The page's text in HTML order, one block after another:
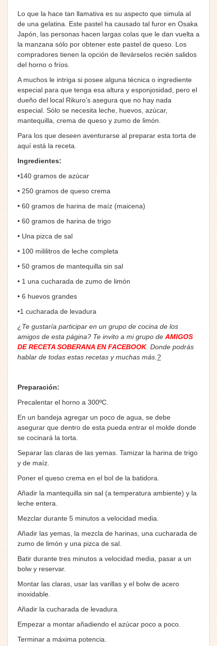
Lo que la hace tan llamativa es su aspecto que simula al
de una gelatina. Este pastel ha causado tal furor en Osaka
Japón, las personas hacen largas colas que le dan vuelta a
la manzana sólo por obtener este pastel de queso. Los
compradores tienen la opción de llevárselos recién salidos
del horno o fríos.
A muchos le intriga si posee alguna técnica o ingrediente
especial para que tenga esa altura y esponjosidad, pero el
dueño del local Rikuro’s asegura que no hay nada
especial. Sólo se necesita leche, huevos, azúcar,
mantequilla, crema de queso y zumo de limón.
Para los que deseen aventurarse al preparar esta torta de
aquí está la receta.
Ingredientes:
•140 gramos de azúcar
• 250 gramos de queso crema
• 60 gramos de harina de maíz (maicena)
• 60 gramos de harina de trigo
• Una pizca de sal
• 100 mililitros de leche completa
• 50 gramos de mantequilla sin sal
• 1 una cucharada de zumo de limón
• 6 huevos grandes
•1 cucharada de levadura
¿Te gustaría participar en un grupo de cocina de los
amigos de esta página? Te invito a mi grupo de AMIGOS
DE RECETA SOBERANA EN FACEBOOK. Donde podrás
hablar de todas estas recetas y muchas más. ?
Preparación:
Precalentar el horno a 300ºC.
En un bandeja agregar un poco de agua, se debe
asegurar que dentro de esta pueda entrar el molde donde
se cocinará la torta.
Separar las claras de las yemas. Tamizar la harina de trigo
y de maíz.
Poner el queso crema en el bol de la batidora.
Añadir la mantequilla sin sal (a temperatura ambiente) y la
leche entera.
Mezclar durante 5 minutos a velocidad media.
Añadir las yemas, la mezcla de harinas, una cucharada de
zumo de limón y una pizca de sal.
Batir durante tres minutos a velocidad media, pasar a un
bolw y reservar.
Montar las claras, usar las varillas y el bolw de acero
inoxidable.
Añadir la cucharada de levadura.
Empezar a montar añadiendo el azúcar poco a poco.
Terminar a máxima potencia.